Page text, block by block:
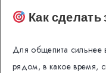
Как сделать
Для общепита сильнее
рядом, в какое время,